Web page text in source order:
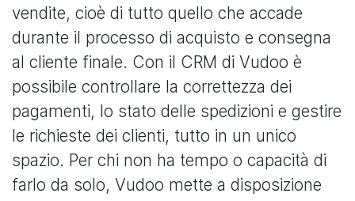
vendite, cioè di tutto quello che accade
durante il processo di acquisto e consegna
al cliente finale. Con il CRM di Vudoo è
possibile controllare la correttezza dei
pagamenti, lo stato delle spedizioni e gestire
le richieste dei clienti, tutto in un unico
spazio. Per chi non ha tempo o capacità di
farlo da solo, Vudoo mette a disposizione